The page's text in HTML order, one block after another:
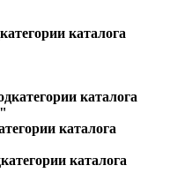
каталога
каталога
каталога
каталога